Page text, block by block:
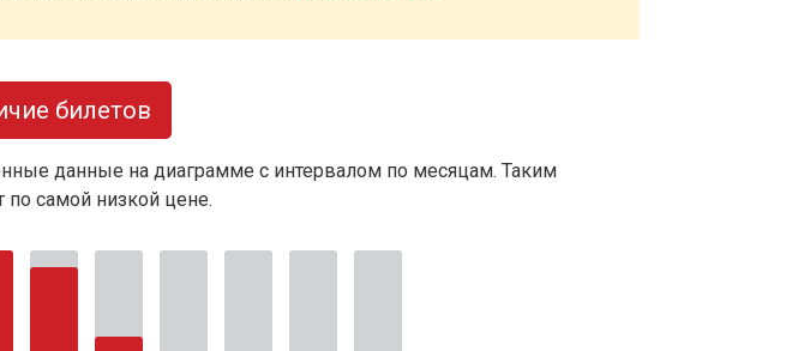
билетов
данные на диаграмме с интервалом по месяцам. Таким
по самой низкой цене.